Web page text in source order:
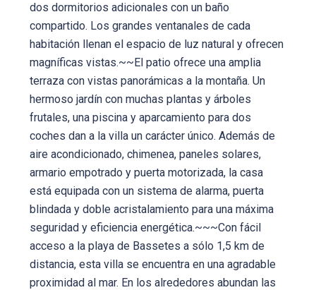
dos dormitorios adicionales con un baño
compartido. Los grandes ventanales de cada
habitación llenan el espacio de luz natural y ofrecen
magníficas vistas.~~El patio ofrece una amplia
terraza con vistas panorámicas a la montaña. Un
hermoso jardín con muchas plantas y árboles
frutales, una piscina y aparcamiento para dos
coches dan a la villa un carácter único. Además de
aire acondicionado, chimenea, paneles solares,
armario empotrado y puerta motorizada, la casa
está equipada con un sistema de alarma, puerta
blindada y doble acristalamiento para una máxima
seguridad y eficiencia energética.~~~Con fácil
acceso a la playa de Bassetes a sólo 1,5 km de
distancia, esta villa se encuentra en una agradable
proximidad al mar. En los alrededores abundan las